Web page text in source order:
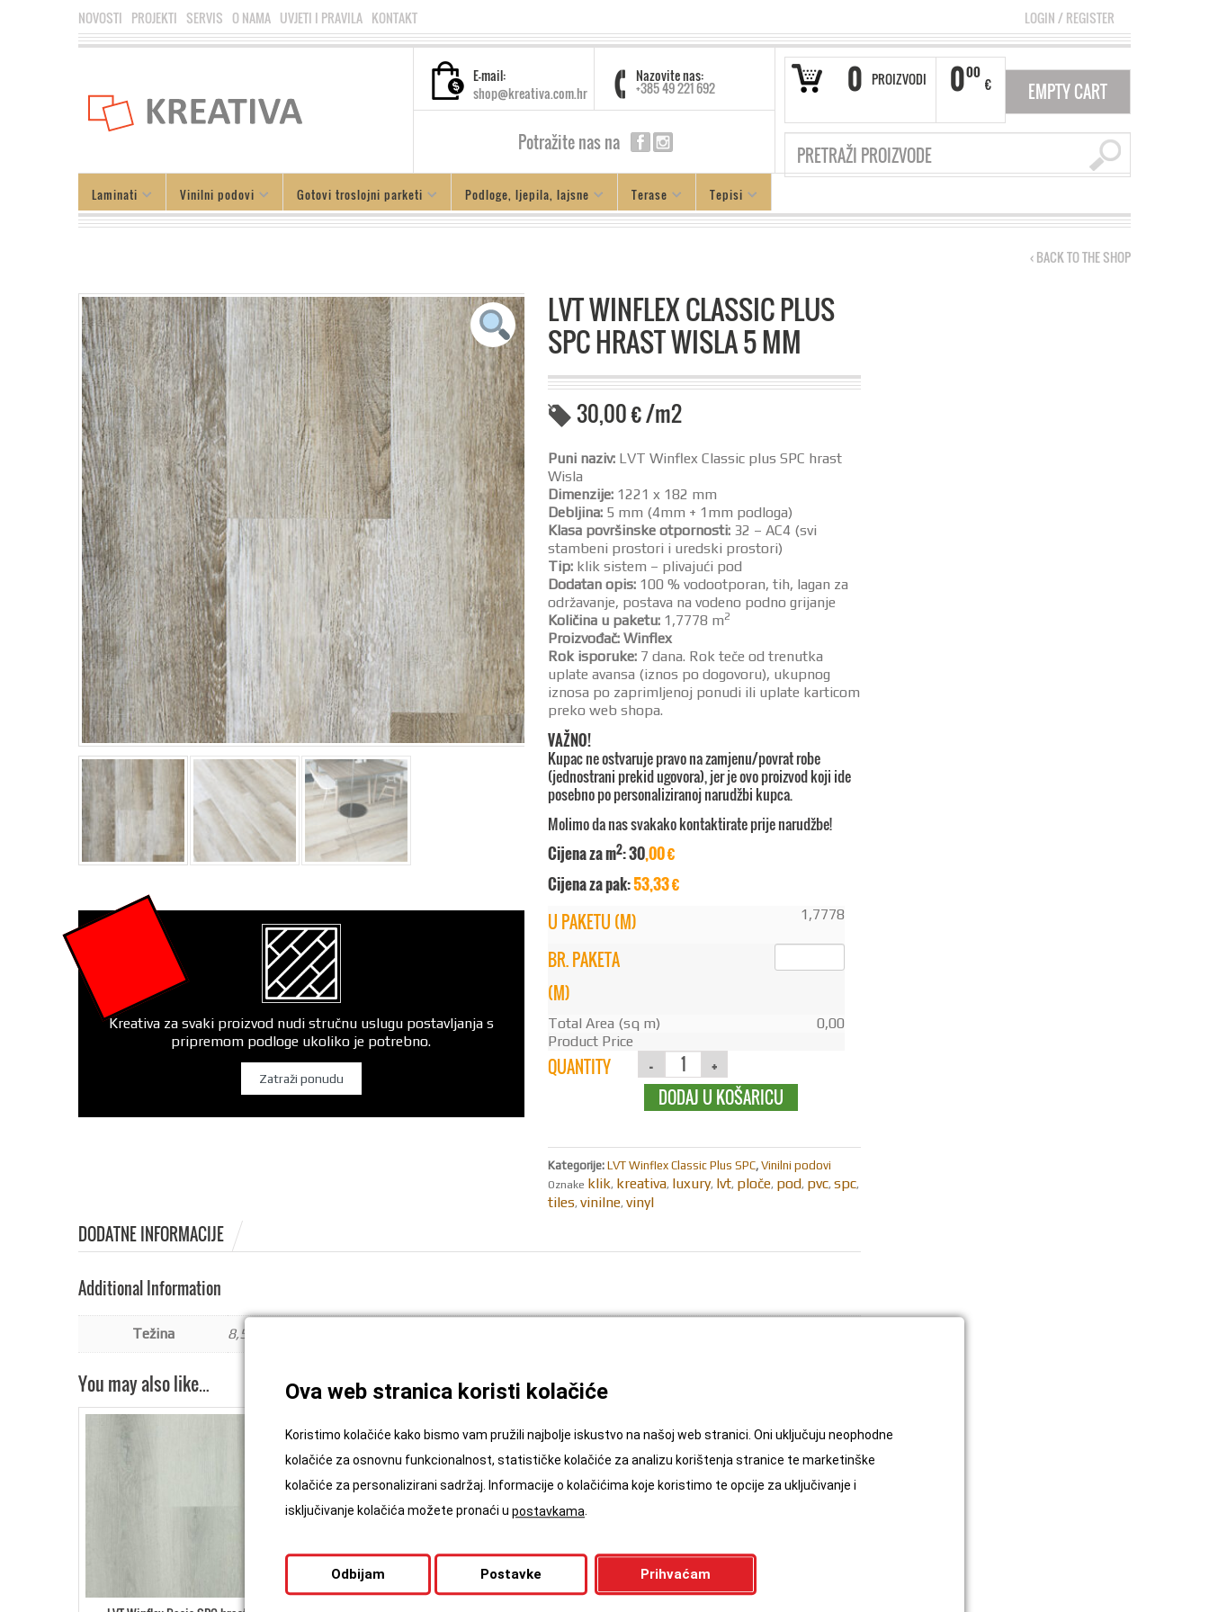
NOVOSTI PROJEKTI SERVIS O NAMA UVJETI I PRAVILA KONTAKT LOGIN/REGISTER
0 PROIZVODI 000
€ EMPTY CART
E-mail:
shop@kreativa.com.hr
Nazovite nas:
+385 49 221 692
Potražite nas na
Laminati Vinilni podovi Gotovi troslojni parketi Podloge, ljepila, lajsne Terase Tepisi
‹ BACK TO THE SHOP
Kreativa za svaki proizvod nudi stručnu uslugu postavljanja s
pripremom podloge ukoliko je potrebno.
Zatraži ponudu
LVT WINFLEX CLASSIC PLUS
SPC HRAST WISLA 5 MM
30,00€/m2
Puni naziv: LVT Winflex Classic plus SPC hrast
Wisla
Dimenzije: 1221 x 182 mm
Debljina: 5 mm (4mm + 1mm podloga)
Klasa površinske otpornosti: 32 – AC4 (svi
stambeni prostori i uredski prostori)
Tip: klik sistem – plivajući pod
Dodatan opis: 100 % vodootporan, tih, lagan za
održavanje, postava na vodeno podno grijanje
Količina u paketu: 1,7778 m2
Proizvođač: Winflex
Rok isporuke: 7 dana. Rok teče od trenutka
uplate avansa (iznos po dogovoru), ukupnog
iznosa po zaprimljenoj ponudi ili uplate karticom
preko web shopa.
VAŽNO!
Kupac ne ostvaruje pravo na zamjenu/povrat robe
(jednostrani prekid ugovora), jer je ovo proizvod koji ide
posebno po personaliziranoj narudžbi kupca.
Molimo da nas svakako kontaktirate prije narudžbe!
Cijena za m2: 30,00 €
Cijena za pak:53,33 €
U PAKETU (M) 1,7778
BR. PAKETA
(M)
Total Area (sq m)
0,00
Product Price
QUANTITY
DODAJ U KOŠARICU
Kategorije: LVT Winflex Classic Plus SPC, Vinilni podovi
Oznake klik, kreativa, luxury, lvt, ploče, pod, pvc, spc,
tiles, vinilne, vinyl
DODATNE INFORMACIJE
Additional Information
Težina 8,5 kg
You may also like… Ova web stranica koristi kolačiće
Koristimo kolačiće kako bismo vam pružili najbolje iskustvo na našoj web stranici. Oni uključuju neophodne
kolačiće za osnovnu funkcionalnost, statističke kolačiće za analizu korištenja stranice te marketinške
kolačiće za personalizirani sadržaj. Informacije o kolačićima koje koristimo te opcije za uključivanje i
isključivanje kolačića možete pronaći u postavkama
Prihvaćam
Odbijam Postavke